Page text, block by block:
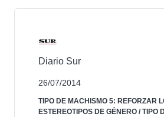
Diario Sur
26/07/2014
TIPO DE MACHISMO 5: REFORZAR
ESTEREOTIPOS DE GÉNERO /TIPO